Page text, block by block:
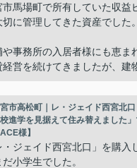
の私たちには少し広すぎるね
や管理の負担も考え、夫婦二
フィニティエステートさんへ
ナード西宮北口」の査定だけ
のスケジュールや資金計画ま
くださいました。
市馬場町で所有していた収益
切に管理してきた資産でした。
や事務所の入居者様にも恵ま
経営を続けてきましたが、建
もたちはそれぞれ別の仕事に
来、このビルの管理を任せる
い。」
宮市高松町｜レ・ジェイド西宮北
進学を見据えて住み替えました
様】
・ジェイド西宮北口」を購入
だ小学生でした。